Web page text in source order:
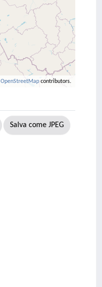
OpenStreetMap contributors.
Salva come JPEG